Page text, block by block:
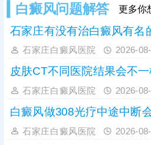
护。
白癜风问题解答 更多你
石家庄有没有治白癜风有名
石家庄白癜风医院 2026-
皮肤CT不同医院结果会不
石家庄白癜风医院 2026-
白癜风做308光疗中途中断
石家庄白癜风医院 2026-